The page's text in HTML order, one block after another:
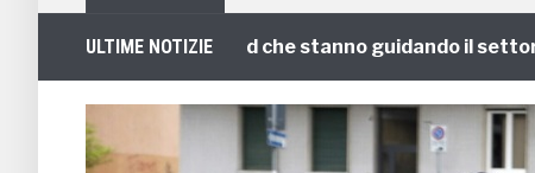
ULTIME NOTIZIE
i 5 migliori brand che stanno guidando il settore